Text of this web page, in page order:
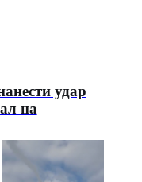
удар
на